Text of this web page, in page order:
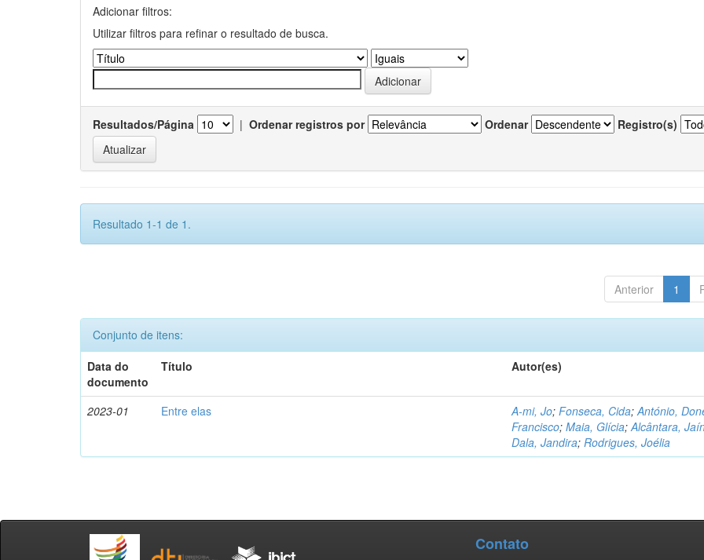
Adicionar filtros:
Utilizar filtros para refinar o resultado de busca.
Resultados/Página | Ordenar registros por Ordenar Registro(s)
Resultado 1-1 de 1.
Anterior 1
Conjunto de itens:
Data do
documento
Título Autor(es)
2023-01 Entre elas A-mi, Jo;Fonseca, Cida;António,
Francisco;Maia, Glícia;Alcântara,
Dala, Jandira;Rodrigues, Joélia
Contato